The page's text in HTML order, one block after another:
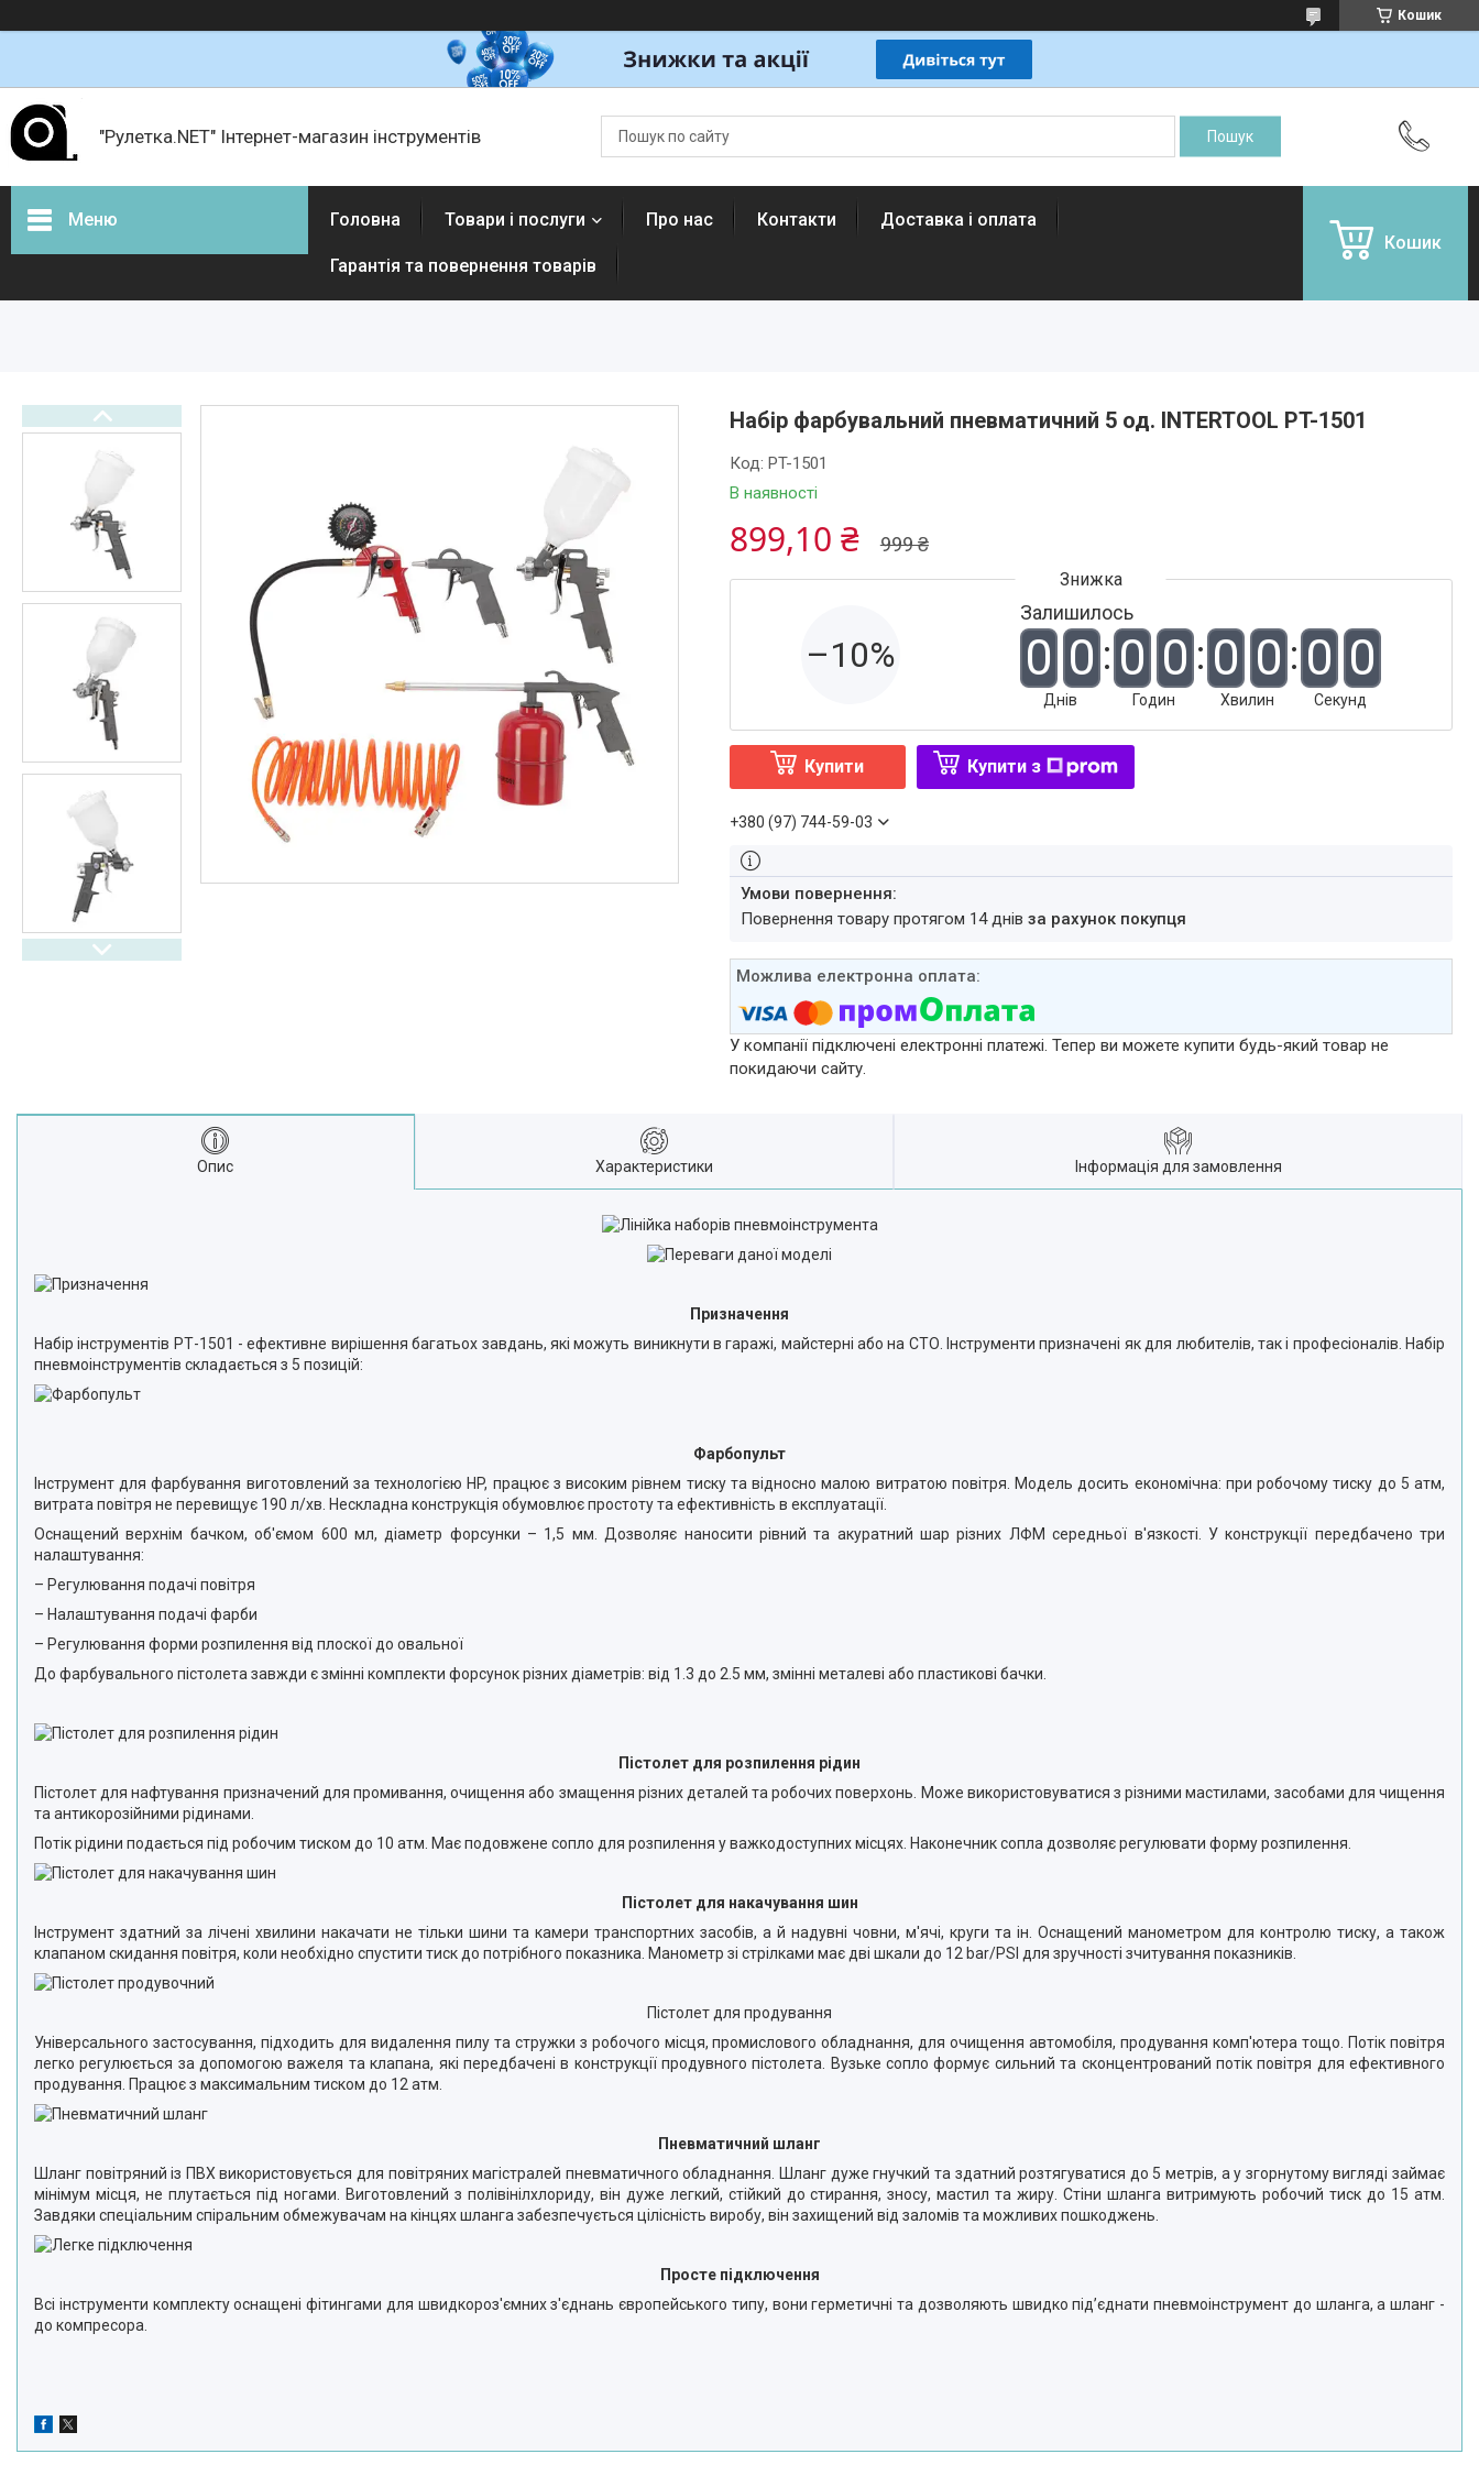
Кошик
"Рулетка.NET" Інтернет-магазин інструментів
Меню Головна Товари і послуги Про нас Контакти Доставка і оплата
Гарантія та повернення товарів
Кошик
Набір фарбувальний пневматичний 5 од. INTERTOOL PT-1501
В наявності
Код: PT-1501
999 ₴
899,10 ₴
–10%
Залишилось
0 0
Днів
0 0
Годин
0 0
Хвилин
0 0
Секунд
Купити Купити з
+380 (97) 744-59-03
повернення товару протягом 14 днів за рахунок покупця
У компанії підключені електронні платежі. Тепер ви можете купити будь-який товар не
покидаючи сайту.
Опис Характеристики Інформація для замовлення
Призначення
Набір інструментів РТ-1501 - ефективне вирішення багатьох завдань, які можуть виникнути в гаражі, майстерні або на СТО. Інструменти призначені як для любителів, так і професіоналів. Набір
пневмоінструментів складається з 5 позицій:
Фарбопульт
Інструмент для фарбування виготовлений за технологією HP, працює з високим рівнем тиску та відносно малою витратою повітря. Модель досить економічна: при робочому тиску до 5 атм,
витрата повітря не перевищує 190 л/хв. Нескладна конструкція обумовлює простоту та ефективність в експлуатації.
Оснащений верхнім бачком, об'ємом 600 мл, діаметр форсунки – 1,5 мм. Дозволяє наносити рівний та акуратний шар різних ЛФМ середньої в'язкості. У конструкції передбачено три
налаштування:
– Регулювання подачі повітря
– Налаштування подачі фарби
– Регулювання форми розпилення від плоскої до овальної
До фарбувального пістолета завжди є змінні комплекти форсунок різних діаметрів: від 1.3 до 2.5 мм, змінні металеві або пластикові бачки.
Пістолет для розпилення рідин
Пістолет для нафтування призначений для промивання, очищення або змащення різних деталей та робочих поверхонь. Може використовуватися з різними мастилами, засобами для чищення
та антикорозійними рідинами.
Потік рідини подається під робочим тиском до 10 атм. Має подовжене сопло для розпилення у важкодоступних місцях. Наконечник сопла дозволяє регулювати форму розпилення.
Пістолет для накачування шин
Інструмент здатний за лічені хвилини накачати не тільки шини та камери транспортних засобів, а й надувні човни, м'ячі, круги та ін. Оснащений манометром для контролю тиску, а також
клапаном скидання повітря, коли необхідно спустити тиск до потрібного показника. Манометр зі стрілками має дві шкали до 12 bar/PSI для зручності зчитування показників.
Пістолет для продування
Універсального застосування, підходить для видалення пилу та стружки з робочого місця, промислового обладнання, для очищення автомобіля, продування комп'ютера тощо. Потік повітря
легко регулюється за допомогою важеля та клапана, які передбачені в конструкції продувного пістолета. Вузьке сопло формує сильний та сконцентрований потік повітря для ефективного
продування. Працює з максимальним тиском до 12 атм.
Пневматичний шланг
Шланг повітряний із ПВХ використовується для повітряних магістралей пневматичного обладнання. Шланг дуже гнучкий та здатний розтягуватися до 5 метрів, а у згорнутому вигляді займає
мінімум місця, не плутається під ногами. Виготовлений з полівінілхлориду, він дуже легкий, стійкий до стирання, зносу, мастил та жиру. Стіни шланга витримують робочий тиск до 15 атм.
Завдяки спеціальним спіральним обмежувачам на кінцях шланга забезпечується цілісність виробу, він захищений від заломів та можливих пошкоджень.
Просте підключення
Всі інструменти комплекту оснащені фітингами для швидкороз'ємних з'єднань європейського типу, вони герметичні та дозволяють швидко під’єднати пневмоінструмент до шланга, а шланг -
до компресора.